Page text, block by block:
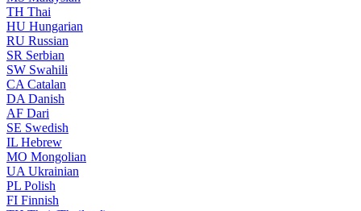
TH Thai
HU Hungarian
RU Russian
SR Serbian
SW Swahili
CA Catalan
DA Danish
AF Dari
SE Swedish
IL Hebrew
MO Mongolian
UA Ukrainian
PL Polish
FI Finnish